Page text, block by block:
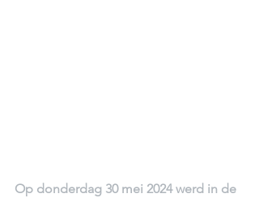
Op donderdag 30 mei 2024 werd in de